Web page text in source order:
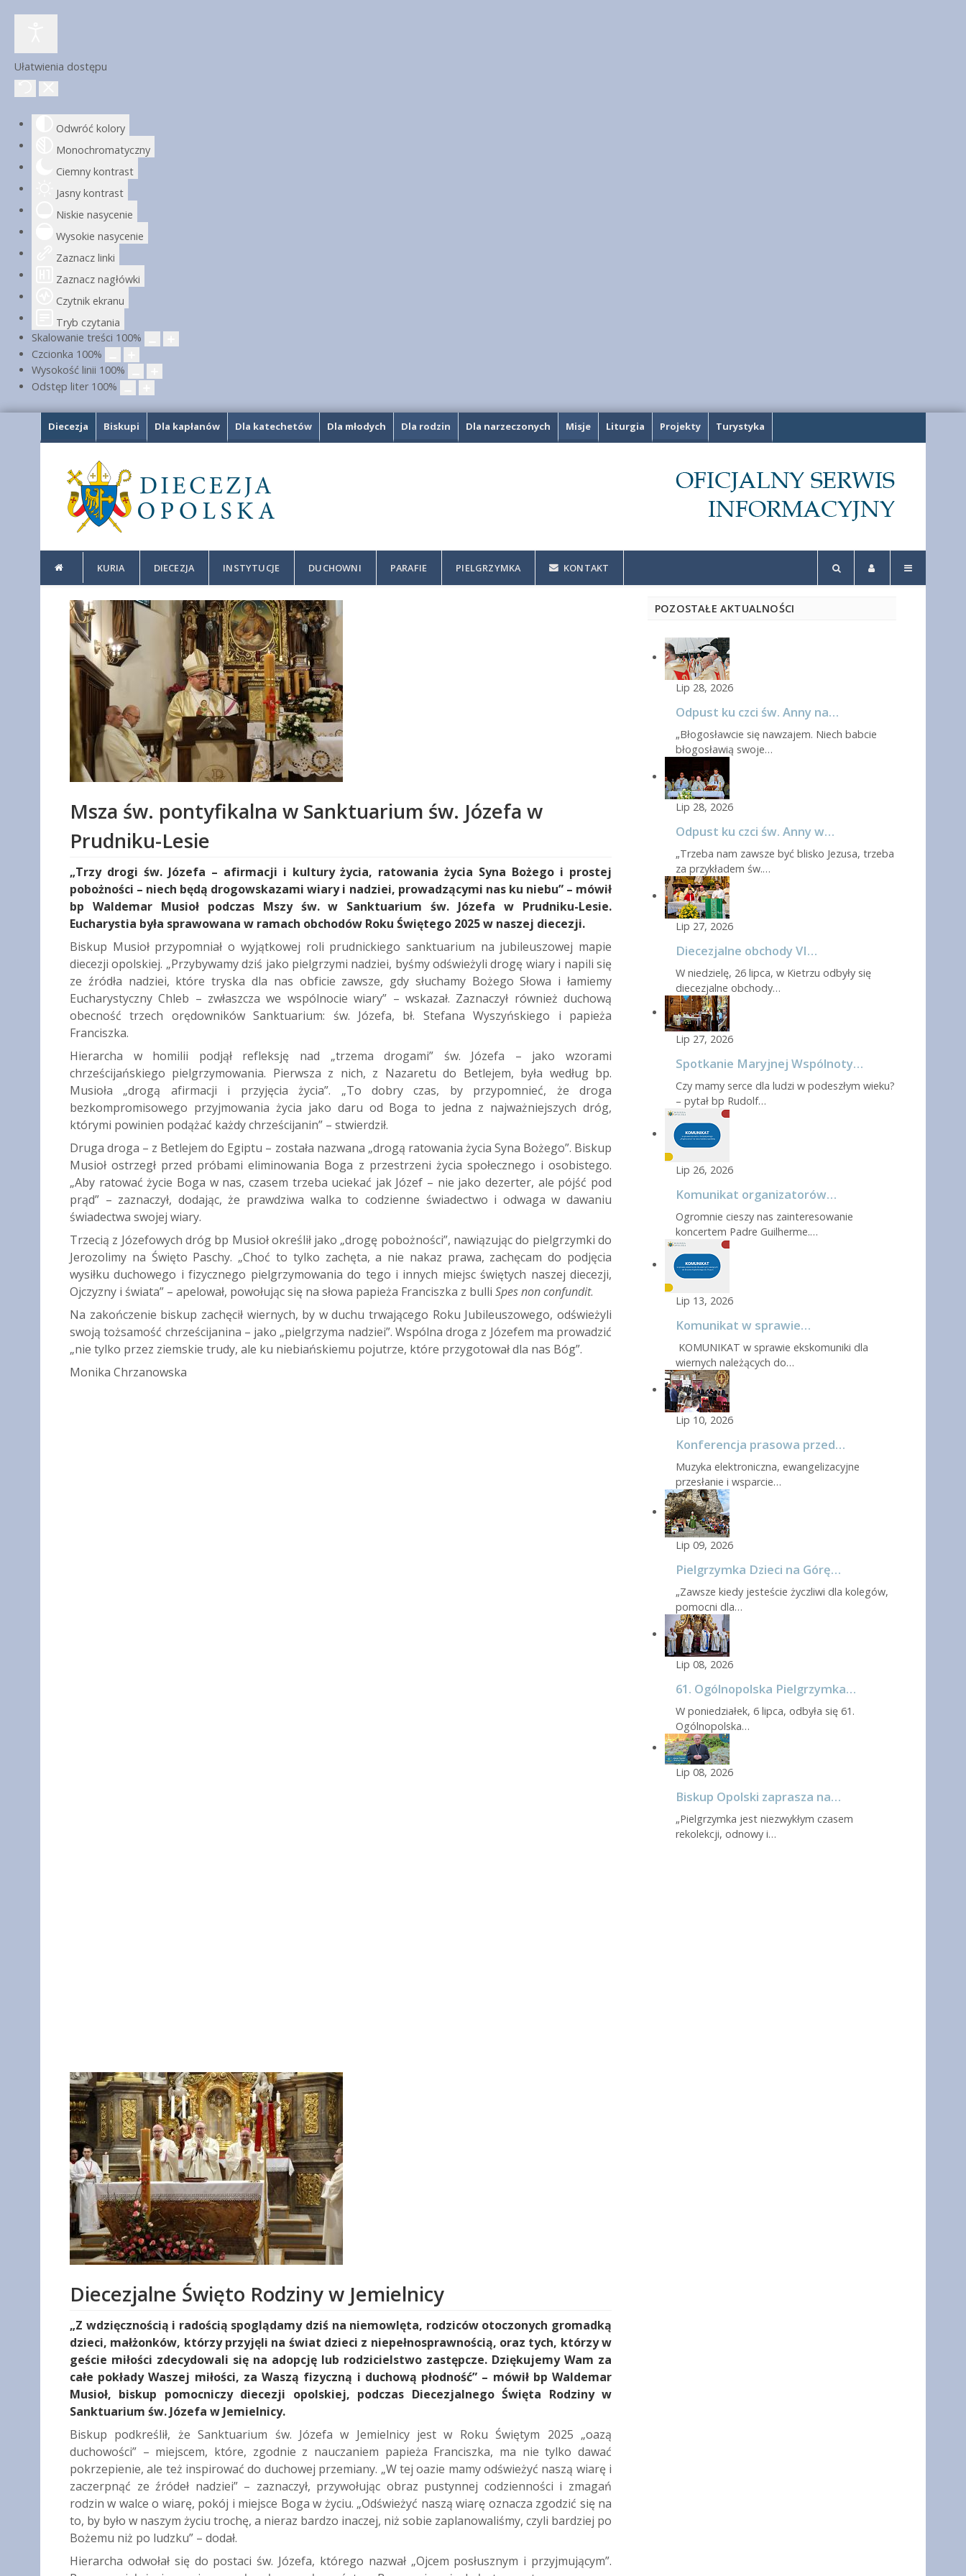
Ułatwienia dostępu
Odwróć kolory
Monochromatyczny
Ciemny kontrast
Jasny kontrast
Niskie nasycenie
Wysokie nasycenie
Zaznacz linki
Zaznacz nagłówki
Czytnik ekranu
Tryb czytania
Skalowanie treści 100%
Czcionka 100%
Wysokość linii 100%
Odstęp liter 100%
Diecezja Biskupi Dla kapłanów Dla katechetów Dla młodych Dla rodzin Dla narzeczonych Misje Liturgia Projekty Turystyka
KURIA DIECEZJA INSTYTUCJE DUCHOWNI PARAFIE PIELGRZYMKA KONTAKT
Msza św. pontyfikalna w Sanktuarium św. Józefa w
Prudniku-Lesie
„Trzy drogi św. Józefa – afirmacji i kultury życia, ratowania życia Syna Bożego i prostej
pobożności – niech będą drogowskazami wiary i nadziei, prowadzącymi nas ku niebu” – mówił
bp Waldemar Musioł podczas Mszy św. w Sanktuarium św. Józefa w Prudniku-Lesie.
Eucharystia była sprawowana w ramach obchodów Roku Świętego 2025 w naszej diecezji.
Biskup Musioł przypomniał o wyjątkowej roli prudnickiego sanktuarium na jubileuszowej mapie
diecezji opolskiej. „Przybywamy dziś jako pielgrzymi nadziei, byśmy odświeżyli drogę wiary i napili się
ze źródła nadziei, które tryska dla nas obficie zawsze, gdy słuchamy Bożego Słowa i łamiemy
Eucharystyczny Chleb – zwłaszcza we wspólnocie wiary” – wskazał. Zaznaczył również duchową
obecność trzech orędowników Sanktuarium: św. Józefa, bł. Stefana Wyszyńskiego i papieża
Franciszka.
Hierarcha w homilii podjął refleksję nad „trzema drogami” św. Józefa – jako wzorami
chrześcijańskiego pielgrzymowania. Pierwsza z nich, z Nazaretu do Betlejem, była według bp.
Musioła „drogą afirmacji i przyjęcia życia”. „To dobry czas, by przypomnieć, że droga
bezkompromisowego przyjmowania życia jako daru od Boga to jedna z najważniejszych dróg,
którymi powinien podążać każdy chrześcijanin” – stwierdził.
Druga droga – z Betlejem do Egiptu – została nazwana „drogą ratowania życia Syna Bożego”. Biskup
Musioł ostrzegł przed próbami eliminowania Boga z przestrzeni życia społecznego i osobistego.
„Aby ratować życie Boga w nas, czasem trzeba uciekać jak Józef – nie jako dezerter, ale pójść pod
prąd” – zaznaczył, dodając, że prawdziwa walka to codzienne świadectwo i odwaga w dawaniu
świadectwa swojej wiary.
Trzecią z Józefowych dróg bp Musioł określił jako „drogę pobożności”, nawiązując do pielgrzymki do
Jerozolimy na Święto Paschy. „Choć to tylko zachęta, a nie nakaz prawa, zachęcam do podjęcia
wysiłku duchowego i fizycznego pielgrzymowania do tego i innych miejsc świętych naszej diecezji,
Ojczyzny i świata” – apelował, powołując się na słowa papieża Franciszka z bulli Spes non confundit.
Na zakończenie biskup zachęcił wiernych, by w duchu trwającego Roku Jubileuszowego, odświeżyli
swoją tożsamość chrześcijanina – jako „pielgrzyma nadziei”. Wspólna droga z Józefem ma prowadzić
„nie tylko przez ziemskie trudy, ale ku niebiańskiemu pojutrze, które przygotował dla nas Bóg”.
Monika Chrzanowska
Diecezjalne Święto Rodziny w Jemielnicy
„Z wdzięcznością i radością spoglądamy dziś na niemowlęta, rodziców otoczonych gromadką
dzieci, małżonków, którzy przyjęli na świat dzieci z niepełnosprawnością, oraz tych, którzy w
geście miłości zdecydowali się na adopcję lub rodzicielstwo zastępcze. Dziękujemy Wam za
całe pokłady Waszej miłości, za Waszą fizyczną i duchową płodność” – mówił bp Waldemar
Musioł, biskup pomocniczy diecezji opolskiej, podczas Diecezjalnego Święta Rodziny w
Sanktuarium św. Józefa w Jemielnicy.
Biskup podkreślił, że Sanktuarium św. Józefa w Jemielnicy jest w Roku Świętym 2025 „oazą
duchowości” – miejscem, które, zgodnie z nauczaniem papieża Franciszka, ma nie tylko dawać
pokrzepienie, ale też inspirować do duchowej przemiany. „W tej oazie mamy odświeżyć naszą wiarę i
zaczerpnąć ze źródeł nadziei” – zaznaczył, przywołując obraz pustynnej codzienności i zmagań
rodzin w walce o wiarę, pokój i miejsce Boga w życiu. „Odświeżyć naszą wiarę oznacza zgodzić się na
to, by było w naszym życiu trochę, a nieraz bardzo inaczej, niż sobie zaplanowaliśmy, czyli bardziej po
Bożemu niż po ludzku” – dodał.
Hierarcha odwołał się do postaci św. Józefa, którego nazwał „Ojcem posłusznym i przyjmującym”.
POZOSTAŁE AKTUALNOŚCI
Lip 28, 2026
Odpust ku czci św. Anny na…
„Błogosławcie się nawzajem. Niech babcie
błogosławią swoje…
Lip 28, 2026
Odpust ku czci św. Anny w…
„Trzeba nam zawsze być blisko Jezusa, trzeba
za przykładem św.…
Lip 27, 2026
Diecezjalne obchody VI…
W niedzielę, 26 lipca, w Kietrzu odbyły się
diecezjalne obchody…
Lip 27, 2026
Spotkanie Maryjnej Wspólnoty…
Czy mamy serce dla ludzi w podeszłym wieku?
– pytał bp Rudolf…
Lip 26, 2026
Komunikat organizatorów…
Ogromnie cieszy nas zainteresowanie
koncertem Padre Guilherme.…
Lip 13, 2026
Komunikat w sprawie…
KOMUNIKAT w sprawie ekskomuniki dla
wiernych należących do…
Lip 10, 2026
Konferencja prasowa przed…
Muzyka elektroniczna, ewangelizacyjne
przesłanie i wsparcie…
Lip 09, 2026
Pielgrzymka Dzieci na Górę…
„Zawsze kiedy jesteście życzliwi dla kolegów,
pomocni dla…
Lip 08, 2026
61. Ogólnopolska Pielgrzymka…
W poniedziałek, 6 lipca, odbyła się 61.
Ogólnopolska…
Lip 08, 2026
Biskup Opolski zaprasza na…
„Pielgrzymka jest niezwykłym czasem
rekolekcji, odnowy i…